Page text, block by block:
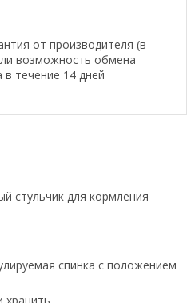
от производителя (в
возможность обмена
в течение 14 дней
стульчик для кормления
спинка с положением